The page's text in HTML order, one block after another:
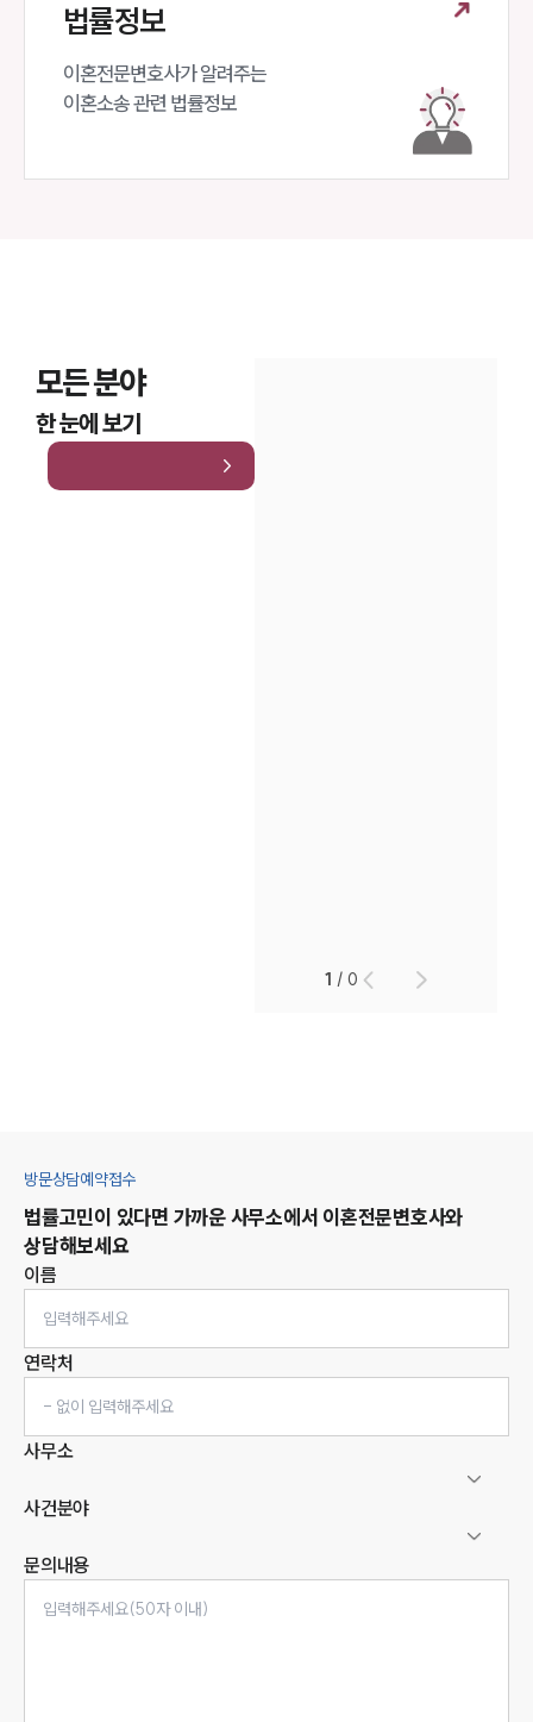
법률정보
이혼전문변호사가 알려주는
이혼소송 관련 법률정보
모든 분야
한 눈에 보기
1 /0
방문상담예약접수
법률고민이 있다면 가까운 사무소에서 이혼전문변호사와
상담해보세요
이름
연락처
사무소
사건분야
문의내용